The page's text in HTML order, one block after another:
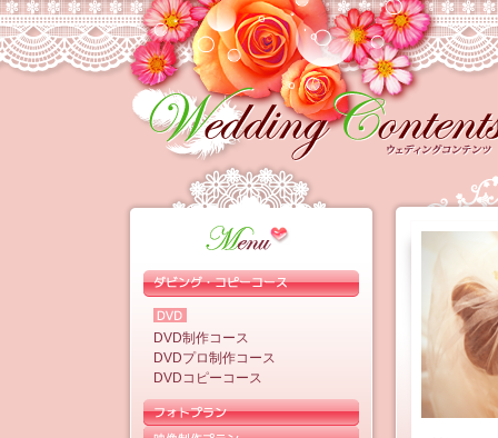
DVD制作コース
DVDプロ制作コース
DVDコピーコース